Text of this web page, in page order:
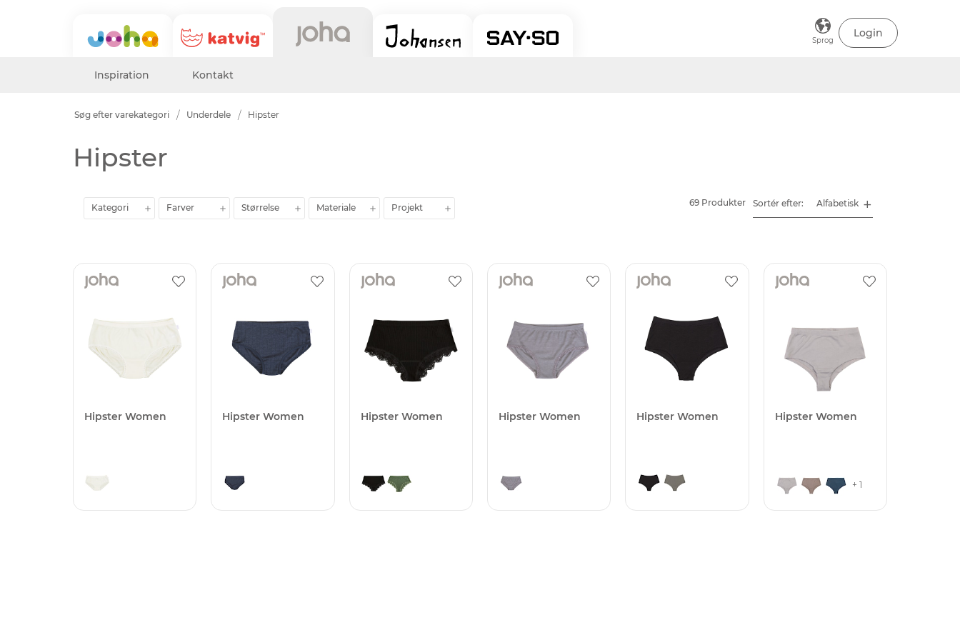
Sprog
Login
Inspiration Kontakt
Søg efter varekategori Underdele Hipster
Hipster
Kategori Farver Størrelse Materiale Projekt Sortér efter:
69 Produkter
Hipster Women Hipster Women Hipster Women Hipster Women Hipster Women Hipster Women
+ 1